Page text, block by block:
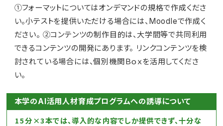
①フォーマットについてはオンデマンドの規格で作成くださ
い。小テストを提供いただける場合には、Moodleで作成く
ださい。 ②コンテンツの制作目的は、大学間等で共同利用
できるコンテンツの開発にあります。 リンクコンテンツを検
討されている場合には、個別機関Ｂｏｘを活用してくださ
い。
本学のAI活用人材育成プログラムへの誘導について
15分×3本では、導入的な内容でしか提供できず、十分な